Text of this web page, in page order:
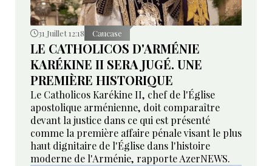
31 Juillet 12:18 Caucase
LE CATHOLICOS D'ARMÉNIE
KARÉKINE II SERA JUGÉ. UNE
PREMIÈRE HISTORIQUE
Le Catholicos Karékine II, chef de l'Église
apostolique arménienne, doit comparaître
devant la justice dans ce qui est présenté
comme la première affaire pénale visant le plus
haut dignitaire de l'Église dans l'histoire
moderne de l'Arménie, rapporte AzerNEWS.